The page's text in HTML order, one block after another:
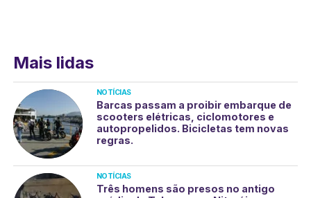
Mais lidas
NOTÍCIAS
Barcas passam a proibir embarque de
scooters elétricas, ciclomotores e
autopropelidos. Bicicletas tem novas
regras.
NOTÍCIAS
Três homens são presos no antigo